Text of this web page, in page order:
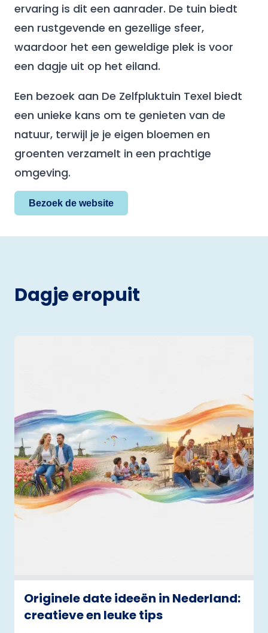
ervaring is dit een aanrader. De tuin biedt
een rustgevende en gezellige sfeer,
waardoor het een geweldige plek is voor
een dagje uit op het eiland.
Een bezoek aan De Zelfpluktuin Texel biedt
een unieke kans om te genieten van de
natuur, terwijl je je eigen bloemen en
groenten verzamelt in een prachtige
omgeving.
Bezoek de website
Dagje eropuit
Originele date ideeën in Nederland:
creatieve en leuke tips